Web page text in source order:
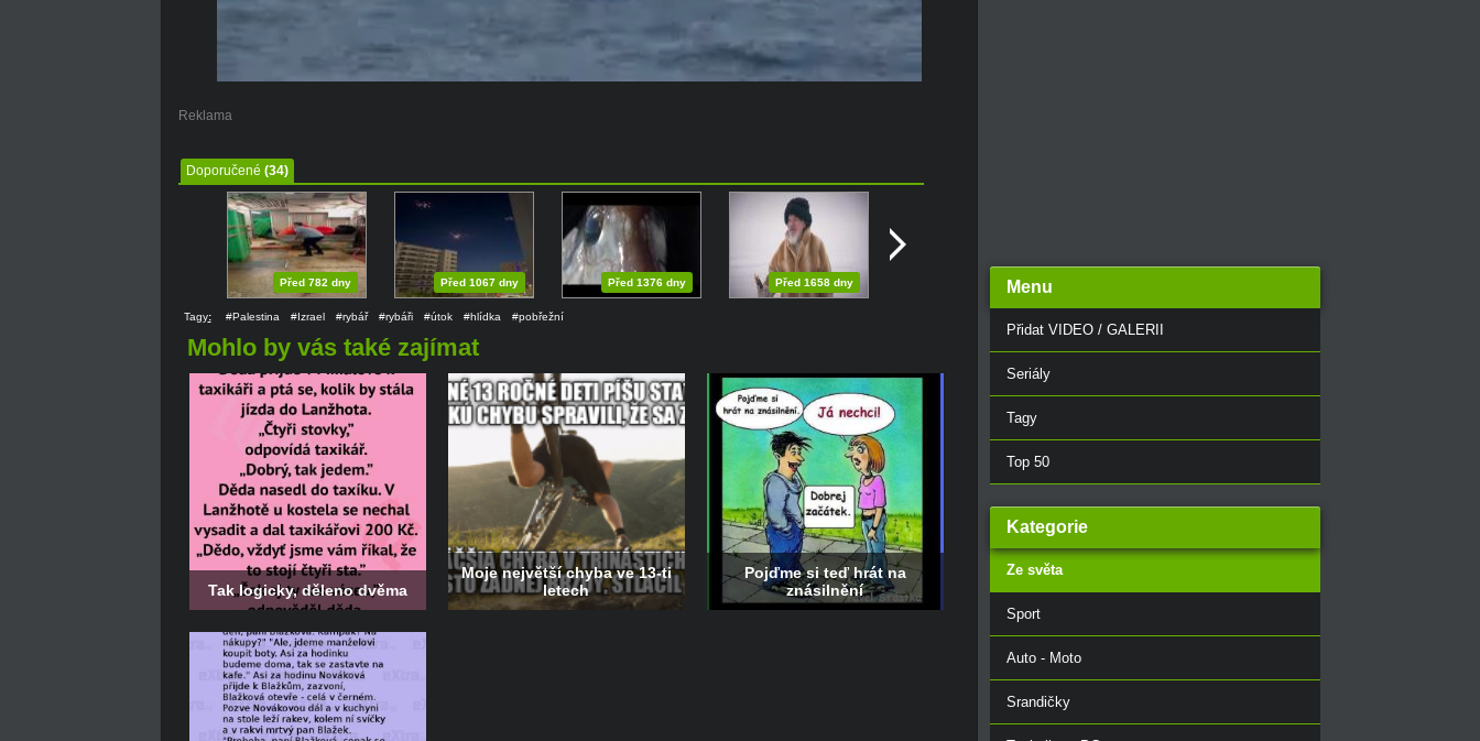
Reklama
Doporučené (34)
Před 782 dny Před 1067 dny Před 1376 dny Před 1658 dny
Tagy: #Palestina #Izrael #rybář #rybáři #útok #hlídka #pobřežní
Mohlo by vás také zajímat
Tak logicky, děleno dvěma
Moje největší chyba ve 13-ti
letech
Pojďme si teď hrát na
znásilnění
Menu
Přidat VIDEO / GALERII
Seriály
Tagy
Top 50
Kategorie
Ze světa
Sport
Auto - Moto
Srandičky